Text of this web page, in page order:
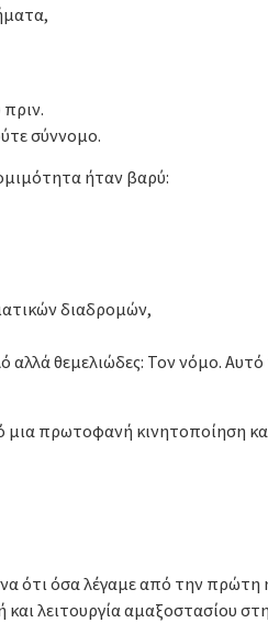
σύννομο.
ήταν βαρύ:
διαδρομών,
θεμελιώδες: Τον νόμο.
πρωτοφανή κινητοποίηση
ότι όσα λέγαμε από την πρώτη
λειτουργία αμαξοστασίου